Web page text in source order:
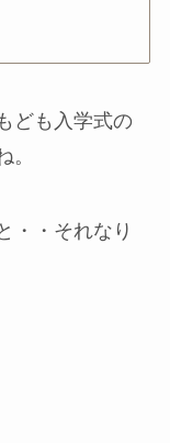
ども入学式の
。
・・それなり